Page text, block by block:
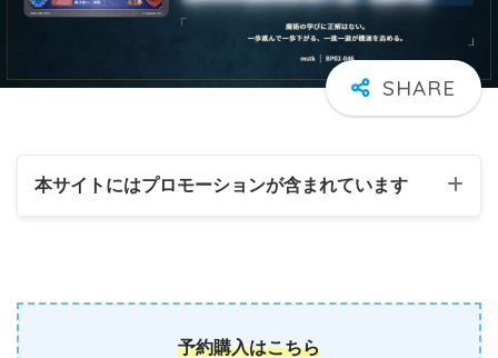
本サイトにはプロモーションが含まれています
予約購入はこちら